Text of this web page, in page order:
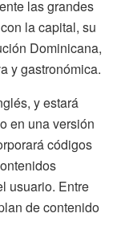
las grandes
la capital, su
Dominicana,
y gastronómica.
y estará
en una versión
códigos
usuario. Entre
de contenido